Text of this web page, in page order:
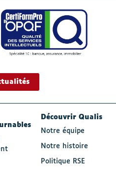
Découvrir Qualis
Notre équipe
Notre histoire
Politique RSE